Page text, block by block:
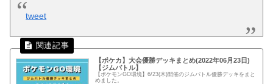
tweet
【ポケカ】大会優勝デッキまとめ(2022年06月23日)
【ジムバトル】
【ポケモンGO環境】6/23(木)開催のジムバトル優勝デッキをまと
めました。